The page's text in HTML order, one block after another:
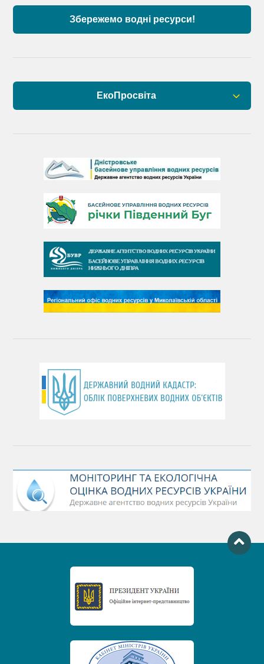
Збережемо водні ресурси!
ЕкоПросвіта
День Дунаю
День Південного Бугу
День чистих берегів
День довкілля
(місячник благоустрою)
День Чорного моря
День захисту річок